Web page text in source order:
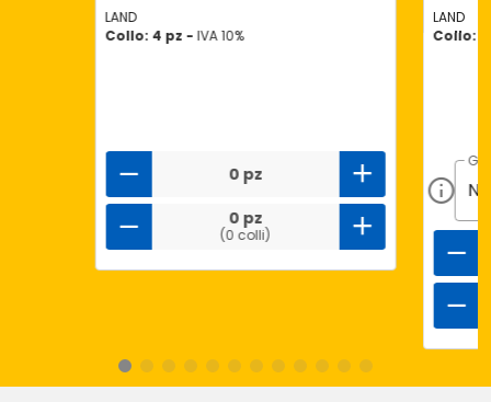
LAND
Collo: 4 pz - IVA 10%
0 pz
0 pz
(0 colli)
LAND
Collo: